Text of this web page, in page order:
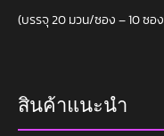
(บรรจุ 20 มวน/ซอง – 10 ซ
สินค้าแนะนำ